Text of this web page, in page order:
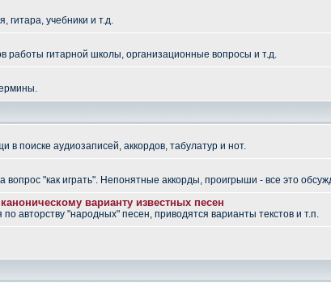
гитара, учебники и т.д.
работы гитарной школы, организационные вопросы и т.д.
поиске аудиозаписей, аккордов, табулатур и нот.
вопрос "как играть". Непонятные аккорды, проигрыши - все это
варианту известных песен
авторству "народных" песен, приводятся варианты текстов и т.п.